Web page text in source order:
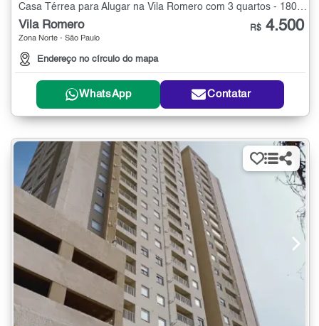
Vila Romero
Zona Norte - São Paulo
Endereço no círculo do mapa
R$ 4.500
WhatsApp Contatar